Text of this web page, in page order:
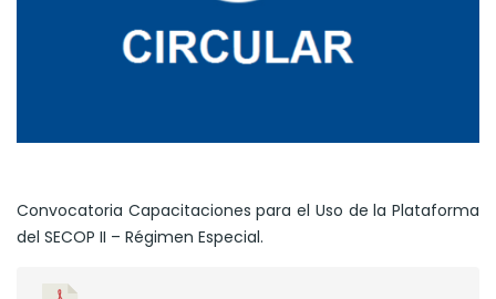
Convocatoria Capacitaciones para el Uso de la Plataforma
del SECOP II – Régimen Especial.